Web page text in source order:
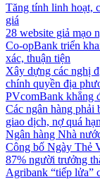
Tăng tính linh hoạt,
giá
28 website giả mạo
Co-opBank triển
xác, thuận tiện
Xây dựng các nghị
chính quyền địa
PVcomBank khẳng
Các ngân hàng phải
giao dịch, nợ quá hạn
Ngân hàng Nhà
Công bố Ngày Thẻ
87% người trưởng
Agribank “tiếp lửa”